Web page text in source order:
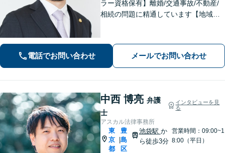
ラー資格保有】離婚/交通事故/不動産/
相続の問題に精通しています【地域に
指し、日々邁進しております【夜間・
土日相談可】
電話でお問い合わせ メールでお問い合わせ
中西 博亮 弁護
士
インタビューを見
る
アスカル法律事務所
東
京
都
豊
島
区
池袋駅 か
ら徒歩3分
営業時間：09:00~1
8:00（平日）